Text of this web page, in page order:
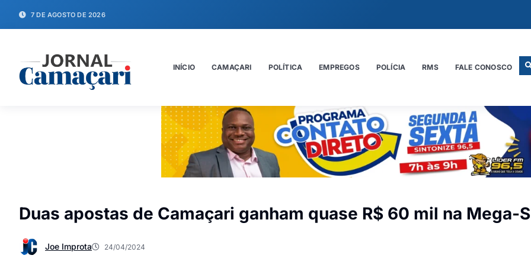
7 DE AGOSTO DE 2026
INÍCIO CAMAÇARI POLÍTICA EMPREGOS POLÍCIA RMS FALE CONOSCO
Duas apostas de Camaçari ganham quase R$ 60 mil na Mega-
Joe Improta 24/04/2024